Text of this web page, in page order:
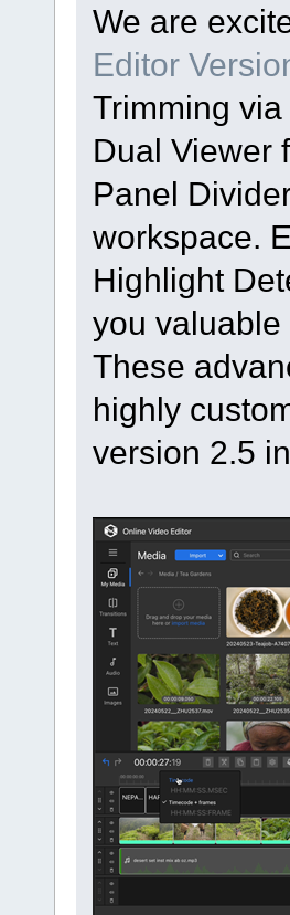
We are
Editor
Trimming
Dual Viewer
Panel
workspace.
Highlight
you
These
highly
version 2.5